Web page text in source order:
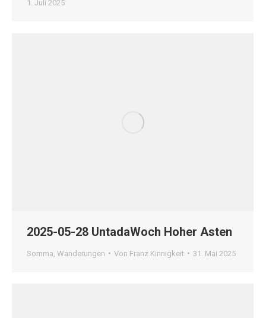
1. Juli 2025
2025-05-28 UntadaWoch Hoher Asten
Somma Wanderungen Von Franz Kinnigkeit 31. Mai 2025